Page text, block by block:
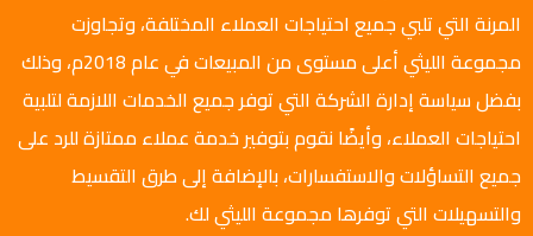
المرنة التي تلبي جميع احتياجات العملاء المختلفة، وتجاوزت
مجموعة الليثي أعلى مستوى من المبيعات في عام 2018م، وذلك
بفضل سياسة إدارة الشركة التي توفر جميع الخدمات اللازمة لتلبية
احتياجات العملاء، وأيضًا نقوم بتوفير خدمة عملاء ممتازة للرد على
جميع التساؤلات والاستفسارات، بالإضافة إلى طرق التقسيط
والتسهيلات التي توفرها مجموعة الليثي لك.